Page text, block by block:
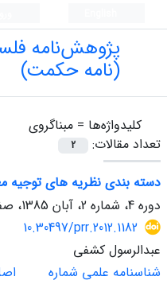
پژوهش‌نامه
(نامه حکمت)
کلیدواژه‌ها = مبناگروی
تعداد مقالات:
2
دسته بندی نظریه های توجیه
دوره 4، شماره 2، آبان 1385، صفحه
10.30497/prr.2012.1182
عبدالرسول کشفی
شناسنامه علمی شماره